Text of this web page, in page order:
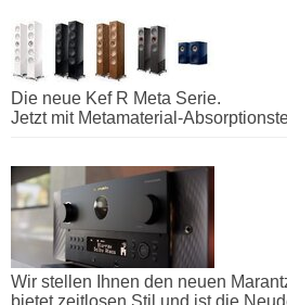
Die neue Kef R Meta Serie.
Jetzt mit Metamaterial-
Wir stellen Ihnen den neuen